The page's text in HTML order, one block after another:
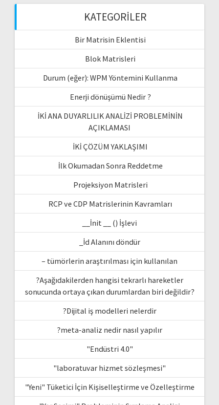
KATEGORILER
Bir Matrisin Eklentisi
Blok Matrisleri
Durum (eğer): WPM Yöntemini Kullanma
Enerji dönüşümü Nedir ?
İKİ ANA DUYARLILIK ANALİZİ PROBLEMİNİN
AÇIKLAMASI
İKİ ÇÖZÜM YAKLAŞIMI
İlk Okumadan Sonra Reddetme
Projeksiyon Matrisleri
RCP ve CDP Matrislerinin Kavramları
__İnit __ () İşlevi
_İd Alanını döndür
– tümörlerin araştırılması için kullanılan
?Aşağıdakilerden hangisi tekrarlı hareketler
sonucunda ortaya çıkan durumlardan biri değildir?
?Dijital iş modelleri nelerdir
?meta-analiz nedir nasıl yapılır
"Endüstri 4.0"
"laboratuvar hizmet sözleşmesi"
"Yeni" Tüketici İçin Kişiselleştirme ve Özelleştirme